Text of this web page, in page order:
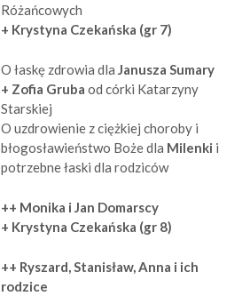
Różańcowych
+ Krystyna Czekańska (gr 7)
O łaskę zdrowia dla Janusza Sumary
+ Zofia Gruba od córki Katarzyny
Starskiej
O uzdrowienie z ciężkiej choroby i
błogosławieństwo Boże dla Milenki i
potrzebne łaski dla rodziców
++ Monika i Jan Domarscy
+ Krystyna Czekańska (gr 8)
++ Ryszard, Stanisław, Anna i ich
rodzice